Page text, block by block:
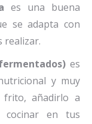
es una buena
se adapta con
realizar.
es
y muy
frito, añadirlo a
en tus